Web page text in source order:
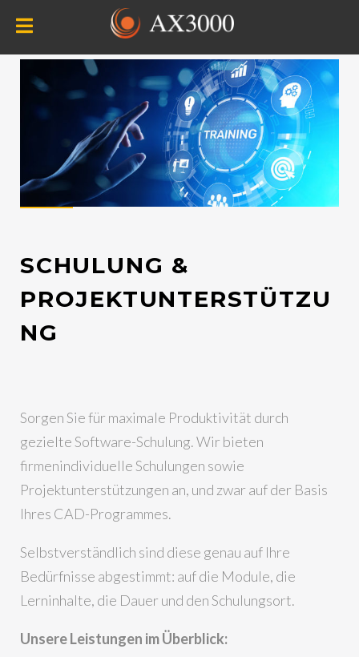
SCHULUNG &
PROJEKTUNTERSTÜTZU
NG
Sorgen Sie für maximale Produktivität durch
gezielte Software-Schulung. Wir bieten
firmenindividuelle Schulungen sowie
Projektunterstützungen an, und zwar auf der Basis
Ihres CAD-Programmes.
Selbstverständlich sind diese genau auf Ihre
Bedürfnisse abgestimmt: auf die Module, die
Lerninhalte, die Dauer und den Schulungsort.
Unsere Leistungen im Überblick: